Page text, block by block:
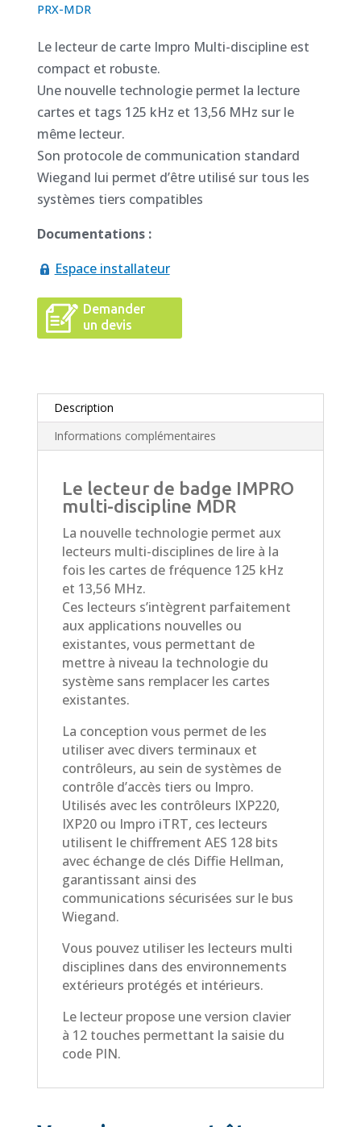
PRX-MDR
Le lecteur de carte Impro Multi-discipline est
compact et robuste.
Une nouvelle technologie permet la lecture
cartes et tags 125 kHz et 13,56 MHz sur le
même lecteur.
Son protocole de communication standard
Wiegand lui permet d’être utilisé sur tous les
systèmes tiers compatibles
Documentations :
Espace installateur
Demander
un devis
Description
Informations complémentaires
Le lecteur de badge IMPRO
multi-discipline MDR
La nouvelle technologie permet aux
lecteurs multi-disciplines de lire à la
fois les cartes de fréquence 125 kHz
et 13,56 MHz.
Ces lecteurs s’intègrent parfaitement
aux applications nouvelles ou
existantes, vous permettant de
mettre à niveau la technologie du
système sans remplacer les cartes
existantes.
La conception vous permet de les
utiliser avec divers terminaux et
contrôleurs, au sein de systèmes de
contrôle d’accès tiers ou Impro.
Utilisés avec les contrôleurs IXP220,
IXP20 ou Impro iTRT, ces lecteurs
utilisent le chiffrement AES 128 bits
avec échange de clés Diffie Hellman,
garantissant ainsi des
communications sécurisées sur le bus
Wiegand.
Vous pouvez utiliser les lecteurs multi
disciplines dans des environnements
extérieurs protégés et intérieurs.
Le lecteur propose une version clavier
à 12 touches permettant la saisie du
code PIN.